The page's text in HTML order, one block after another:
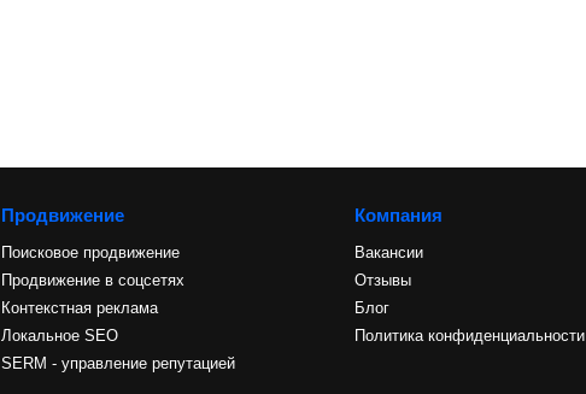
Продвижение
Поисковое продвижение
Продвижение в соцсетях
Контекстная реклама
Локальное SEO
SERM - управление репутацией
Компания
Вакансии
Отзывы
Блог
Политика конфиденциальности